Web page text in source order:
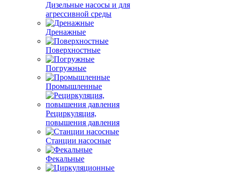
Дизельные насосы и для
агрессивной среды
Дренажные
Поверхностные
Погружные
Промышленные
Рециркуляция,
повышения давления
Станции насосные
Фекальные